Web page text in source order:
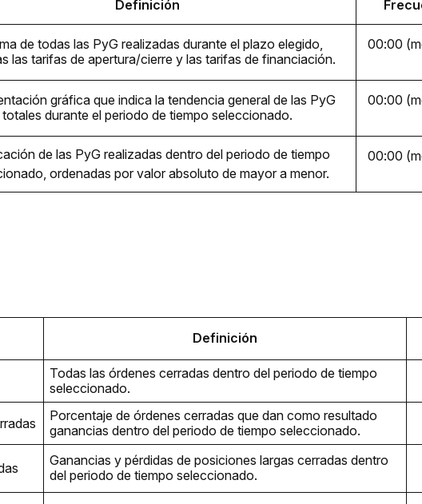
Definición
de todas las PyG realizadas durante el plazo elegido,
las tarifas de apertura/cierre y las tarifas de financiación.
00:00
gráfica que indica la tendencia general de las PyG
totales durante el periodo de tiempo seleccionado.
00:00
de las PyG realizadas dentro del periodo de tiempo
ordenadas por valor absoluto de mayor a menor.
00:00
Definición
Todas las órdenes cerradas dentro del periodo de tiempo
seleccionado.
Porcentaje de órdenes cerradas que dan como resultado
ganancias dentro del periodo de tiempo seleccionado.
Ganancias y pérdidas de posiciones largas cerradas dentro
del periodo de tiempo seleccionado.